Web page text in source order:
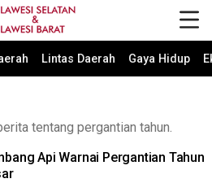
Lintas Daerah Gaya Hidup
tentang pergantian tahun.
Api Warnai Pergantian Tahun